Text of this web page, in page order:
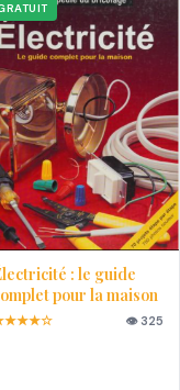
: le guide
pour la maison
👁 325